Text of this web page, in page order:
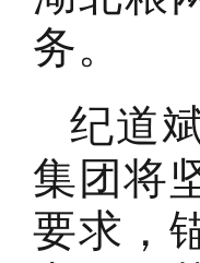
务。
纪道
集团将
要求，